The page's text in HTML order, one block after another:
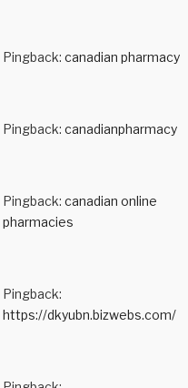
Pingback: canadian pharmacy
Pingback: canadianpharmacy
Pingback: canadian online
pharmacies
Pingback:
https://dkyubn.bizwebs.com/